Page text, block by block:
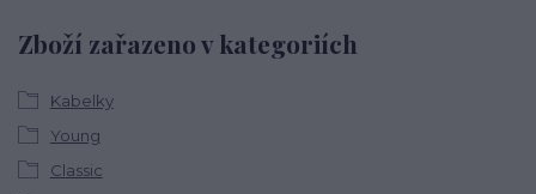
Zboží zařazeno v kategoriích
Kabelky
Young
Classic